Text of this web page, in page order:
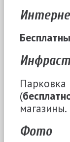
(
магазины.
Фото